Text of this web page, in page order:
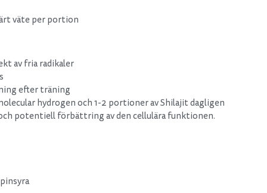
väte per portion
av fria radikaler
efter träning
hydrogen och 1-2 portioner av Shilajit dagligen
potentiell förbättring av den cellulära funktionen.